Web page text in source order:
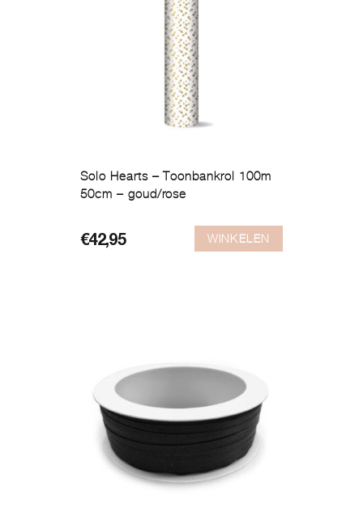
Solo Hearts – Toonbankrol 100m
50cm – goud/rose
€42,95 WINKELEN